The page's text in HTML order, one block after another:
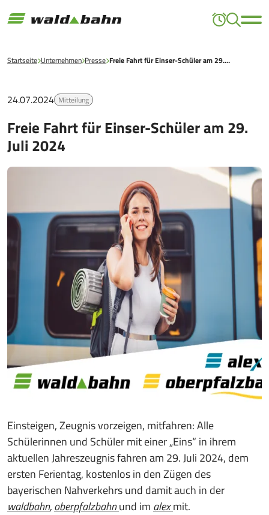
Startseite Unternehmen Presse Freie Fahrt für Einser-Schüler am 29.…
24.07.2024 Mitteilung
Freie Fahrt für Einser-Schüler am 29.
Juli 2024
Einsteigen, Zeugnis vorzeigen, mitfahren: Alle
Schülerinnen und Schüler mit einer „Eins“ in ihrem
aktuellen Jahreszeugnis fahren am 29. Juli 2024, dem
ersten Ferientag, kostenlos in den Zügen des
bayerischen Nahverkehrs und damit auch in der
waldbahn,oberpfalzbahnund im alexmit.